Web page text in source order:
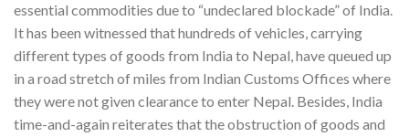
essential commodities due to “undeclared blockade” of India.
It has been witnessed that hundreds of vehicles, carrying
different types of goods from India to Nepal, have queued up
in a road stretch of miles from Indian Customs Offices where
they were not given clearance to enter Nepal. Besides, India
time-and-again reiterates that the obstruction of goods and